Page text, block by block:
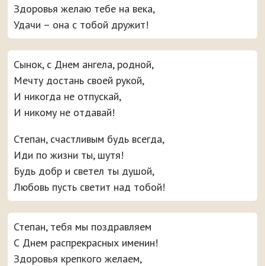
Здоровья желаю тебе на века,
Удачи – она с тобой дружит!
Сынок, с Днем ангела, родной,
Мечту достань своей рукой,
И никогда не отпускай,
И никому не отдавай!
Степан, счастливым будь всегда,
Иди по жизни ты, шутя!
Будь добр и светел ты душой,
Любовь пусть светит над тобой!
Степан, тебя мы поздравляем
С Днем распрекрасных именин!
Здоровья крепкого желаем,